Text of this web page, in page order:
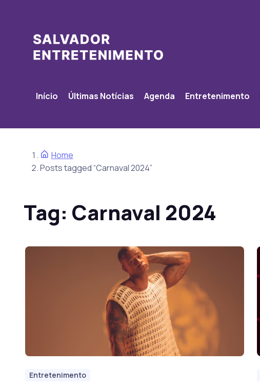
Início Últimas Notícias Agenda Entretenimento
Home
Posts tagged “Carnaval 2024”
Tag: Carnaval 2024
Entretenimento